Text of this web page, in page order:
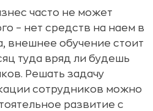
часто не может
– нет средств на наем в
внешнее обучение стоит
туда вряд ли будешь
Решать задачу
сотрудников можно
развитие с